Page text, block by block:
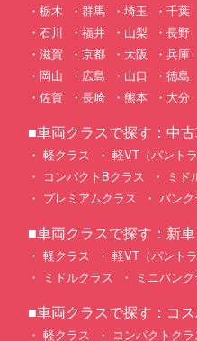
栃木
群馬 埼玉 千葉
石川
福井 山梨 長野
滋賀
京都 大阪 兵庫
岡山
広島 山口 徳島
佐賀
長崎 熊本 大分
■車両クラスで探す：中
軽クラス 軽VT（バント
コンパクトBクラス
ミド
プレミアムクラス
バンク
■車両クラスで探す：新
軽クラス 軽VT（バント
ミドルクラス
ミニバンク
■車両クラスで探す：コ
軽クラス コンパクトクラ